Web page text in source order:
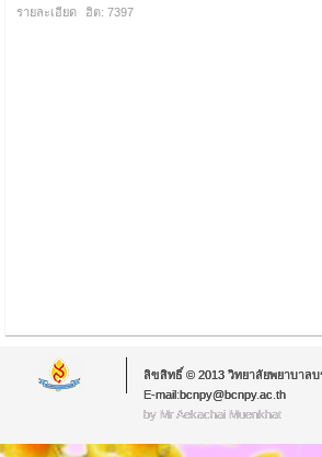
รายละเอียด ฮิต: 7397
ลิขสิทธิ์ © 2013 วิทยาลัยพยาบาลบ
E-mail:bcnpy@bcnpy.ac.th
by Mr.Aekachai Muenkhat